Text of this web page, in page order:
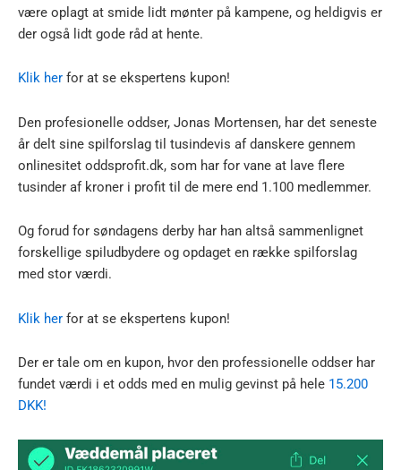
være oplagt at smide lidt mønter på kampene, og heldigvis er
der også lidt gode råd at hente.
Klik her for at se ekspertens kupon!
Den profesionelle oddser, Jonas Mortensen, har det seneste
år delt sine spilforslag til tusindevis af danskere gennem
onlinesitet oddsprofit.dk, som har for vane at lave flere
tusinder af kroner i profit til de mere end 1.100 medlemmer.
Og forud for søndagens derby har han altså sammenlignet
forskellige spiludbydere og opdaget en række spilforslag
med stor værdi.
Klik her for at se ekspertens kupon!
Der er tale om en kupon, hvor den professionelle oddser har
fundet værdi i et odds med en mulig gevinst på hele 15.200
DKK!